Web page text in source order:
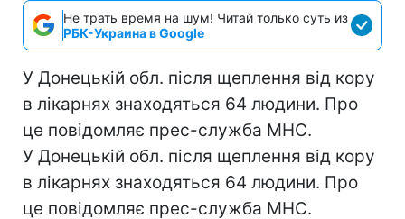
Не трать время на шум! Читай только суть из
РБК-Украина в Google
У Донецькій обл. після щеплення від кору
в лікарнях знаходяться 64 людини. Про
це повідомляє прес-служба МНС.
У Донецькій обл. після щеплення від кору
в лікарнях знаходяться 64 людини. Про
це повідомляє прес-служба МНС.